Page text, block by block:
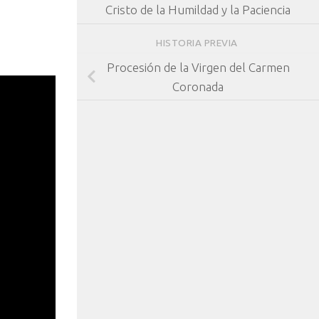
Cristo de la Humildad y la Paciencia
HISTORIA PREVIA
Procesión de la Virgen del Carmen
Coronada